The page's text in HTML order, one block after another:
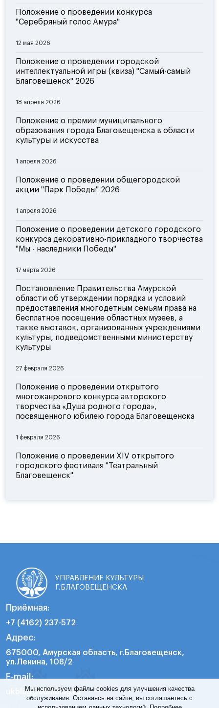
Положение о проведении конкурса
"Серебряный голос Амура"
12 мая 2026
Положение о проведении городской
интеллектуальной игры (квиза) "Самый-самый
Благовещенск" 2026
18 апреля 2026
Положение о премии муниципального
образования города Благовещенска в области
культуры и искусства
1 апреля 2026
Положение о проведении общегородской
акции "Парк Победы" 2026
1 апреля 2026
Положение о проведении детского городского
конкурса декоративно-прикладного творчества
"Мы - наследники Победы"
17 марта 2026
Постановление Правительства Амурской
области об утверждении порядка и условий
предоставления многодетным семьям права на
бесплатное посещение областных музеев, а
также выставок, организованных учреждениями
культуры, подведомственными министерству
культуры
27 февраля 2026
Положение о проведении открытого
многожанрового конкурса авторского
творчества «Душа родного города»,
посвященного юбилею города Благовещенска
1 февраля 2026
Положение о проведении XIV открытого
городского фестиваля "Театральный
Благовещенск"
УПРАВЛЕНИЕ КУЛЬТУРЫ
Г.БЛАГОВЕЩЕНСКА
Приёмная:
+7 (4162) 237-572
Адрес:
675000, Амурская область, г.Благовещенск,
ул.Ленина, 108/2
E-mail:
ukblag@admblag.ru
Мы используем файлы cookies для улучшения качества
обслуживания. Оставаясь на сайте, вы соглашаетесь с